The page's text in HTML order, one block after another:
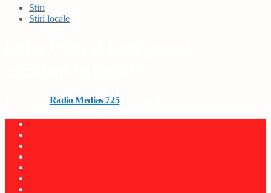
Stiri
Stiri locale
Radio Medias 725on 17 iunie 2026